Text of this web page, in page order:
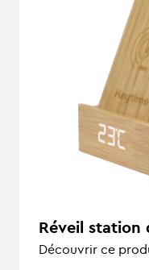
Réveil station
Découvrir ce